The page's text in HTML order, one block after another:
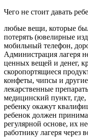
Чего не стоит давать
любые вещи, которые
потерять (ювелирные
мобильный телефон,
Администрация лагеря
ценных вещей и денег,
скоропортящиеся
конфеты, чипсы и
лекарственные
медицинский пункт,
ребенку окажут
ребенок должен
регулярной основе, их
работнику лагеря через